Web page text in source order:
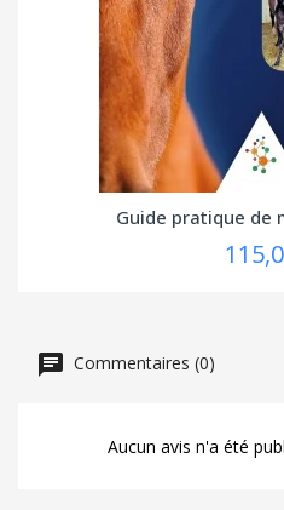
Guide pratique de
Commentaires (0)
Aucun avis n'a été